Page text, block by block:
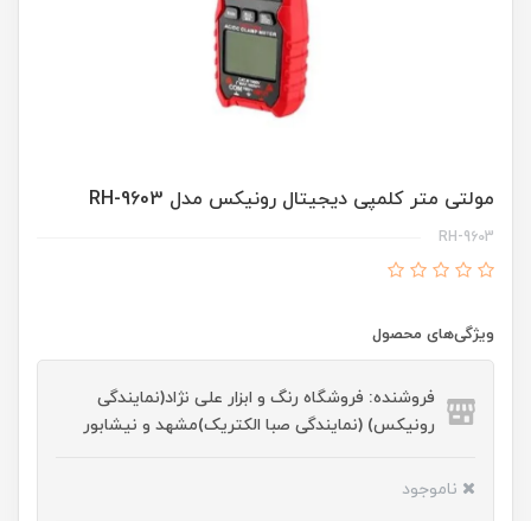
مولتی متر کلمپی دیجیتال رونیکس مدل RH-9603
RH-9603
ویژگی‌های محصول
فروشنده: فروشگاه رنگ و ابزار علی نژاد(نمایندگی
رونیکس) (نمایندگی صبا الکتریک)مشهد و نیشابور
ناموجود